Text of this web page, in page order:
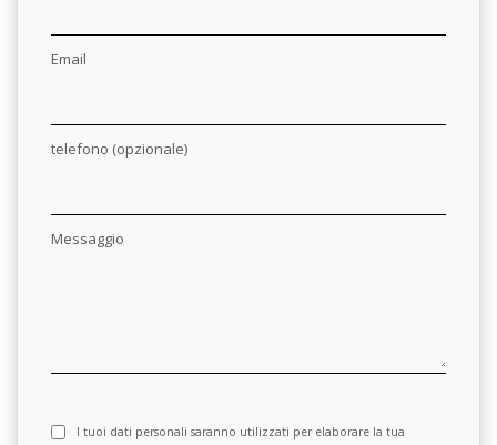
Email
telefono (opzionale)
Messaggio
I tuoi dati personali saranno utilizzati per elaborare la tua